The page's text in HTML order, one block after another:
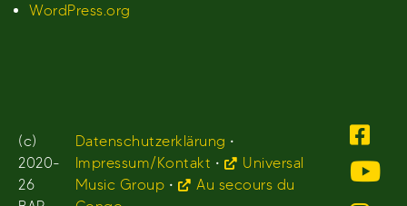
WordPress.org
(c)
2020-
26
Datenschutzerklärung •
Impressum/Kontakt •
Universal
Music Group •
Au secours du